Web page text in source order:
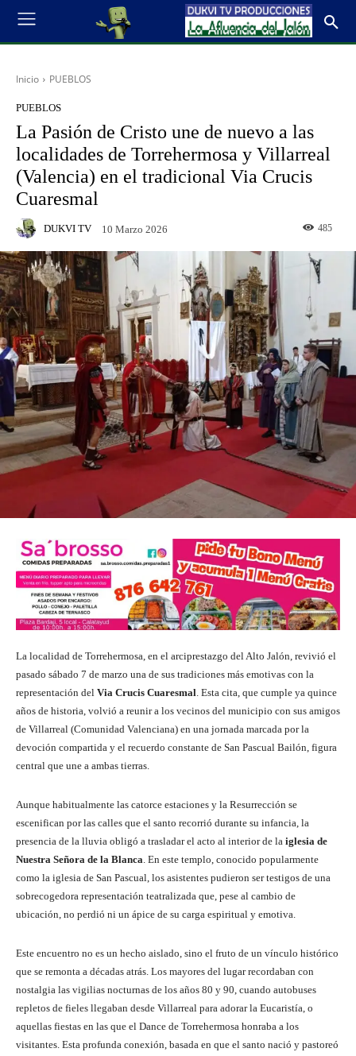
Inicio PUEBLOS
PUEBLOS
La Pasión de Cristo une de nuevo a las
localidades de Torrehermosa y Villarreal
(Valencia) en el tradicional Via Crucis
Cuaresmal
DUKVI TV 10 Marzo 2026 485
La localidad de Torrehermosa, en el arciprestazgo del Alto Jalón, revivió el
pasado sábado 7 de marzo una de sus tradiciones más emotivas con la
representación del Via Crucis Cuaresmal. Esta cita, que cumple ya quince
años de historia, volvió a reunir a los vecinos del municipio con sus amigos
de Villarreal (Comunidad Valenciana) en una jornada marcada por la
devoción compartida y el recuerdo constante de San Pascual Bailón, figura
central que une a ambas tierras.
Aunque habitualmente las catorce estaciones y la Resurrección se
escenifican por las calles que el santo recorrió durante su infancia, la
presencia de la lluvia obligó a trasladar el acto al interior de la iglesia de
Nuestra Señora de la Blanca. En este templo, conocido popularmente
como la iglesia de San Pascual, los asistentes pudieron ser testigos de una
sobrecogedora representación teatralizada que, pese al cambio de
ubicación, no perdió ni un ápice de su carga espiritual y emotiva.
Este encuentro no es un hecho aislado, sino el fruto de un vínculo histórico
que se remonta a décadas atrás. Los mayores del lugar recordaban con
nostalgia las vigilias nocturnas de los años 80 y 90, cuando autobuses
repletos de fieles llegaban desde Villarreal para adorar la Eucaristía, o
aquellas fiestas en las que el Dance de Torrehermosa honraba a los
visitantes. Esta profunda conexión, basada en que el santo nació y pastoreó